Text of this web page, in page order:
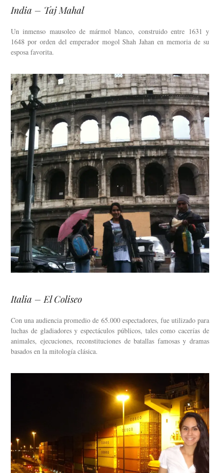
India – Taj Mahal
Un inmenso mausoleo de mármol blanco, construido entre 1631 y
1648 por orden del emperador mogol Shah Jahan en memoria de su
esposa favorita.
Italia – El Coliseo
Con una audiencia promedio de 65.000 espectadores, fue utilizado para
luchas de gladiadores y espectáculos públicos, tales como cacerías de
animales, ejecuciones, reconstituciones de batallas famosas y dramas
basados en la mitología clásica.